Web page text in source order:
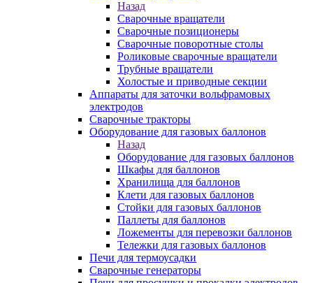
Назад
Сварочные вращатели
Сварочные позиционеры
Сварочные поворотные столы
Роликовые сварочные вращатели
Трубные вращатели
Холостые и приводные секции
Аппараты для заточки вольфрамовых
электродов
Сварочные тракторы
Оборудование для газовых баллонов
Назад
Оборудование для газовых баллонов
Шкафы для баллонов
Хранилища для баллонов
Клети для газовых баллонов
Стойки для газовых баллонов
Паллеты для баллонов
Ложементы для перевозки баллонов
Тележки для газовых баллонов
Печи для термоусадки
Сварочные генераторы